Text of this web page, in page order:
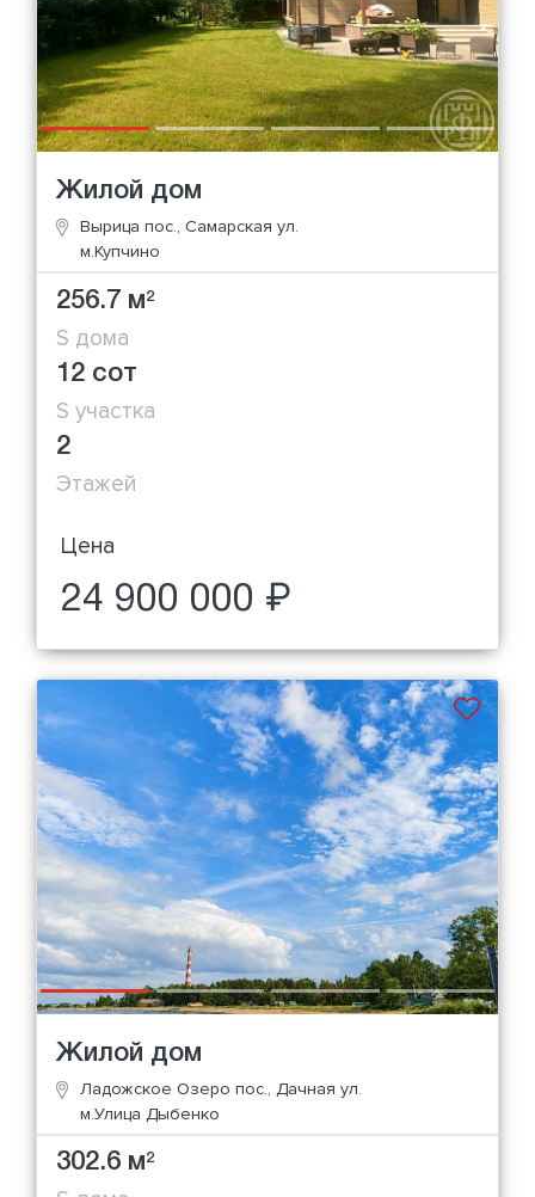
Жилой дом
Вырица пос., Самарская ул.
м.Купчино
256.7 м2
S дома
12 сот
S участка
2
Этажей
Цена
24 900 000 ₽
Жилой дом
Ладожское Озеро пос., Дачная ул.
м.Улица Дыбенко
302.6 м2